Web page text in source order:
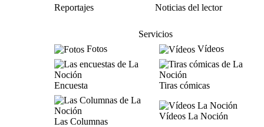
Reportajes
Noticias del lector
Servicios
Fotos
Vídeos
Encuesta Tiras cómicas
Las Columnas
Vídeos La Noción